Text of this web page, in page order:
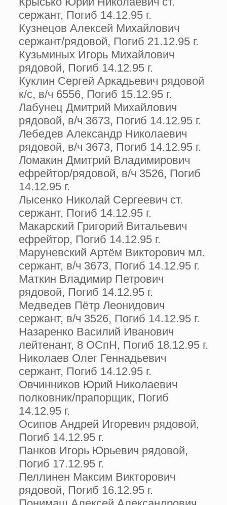
сержант, Погиб 14.12.95 г.
Кузнецов Алексей Михайлович
сержант/рядовой, Погиб 21.12.95 г.
Кузьминых Игорь Михайлович
рядовой, Погиб 14.12.95 г.
Куклин Сергей Аркадьевич рядовой
к/с, в/ч 6556, Погиб 15.12.95 г.
Лабунец Дмитрий Михайлович
рядовой, в/ч 3673, Погиб 14.12.95 г.
Лебедев Александр Николаевич
рядовой, в/ч 3673, Погиб 14.12.95 г.
Ломакин Дмитрий Владимирович
ефрейтор/рядовой, в/ч 3526, Погиб
14.12.95 г.
Лысенко Николай Сергеевич ст.
сержант, Погиб 14.12.95 г.
Макарский Григорий Витальевич
ефрейтор, Погиб 14.12.95 г.
Маруневский Артём Викторович мл.
сержант, в/ч 3673, Погиб 14.12.95 г.
Маткин Владимир Петрович
рядовой, Погиб 14.12.95 г.
Медведев Пётр Леонидович
сержант, в/ч 3526, Погиб 14.12.95 г.
Назаренко Василий Иванович
лейтенант, 8 ОСпН, Погиб 18.12.95 г.
Николаев Олег Геннадьевич
сержант, Погиб 14.12.95 г.
Овчинников Юрий Николаевич
полковник/прапорщик, Погиб
14.12.95 г.
Осипов Андрей Игоревич рядовой,
Погиб 14.12.95 г.
Панков Игорь Юрьевич рядовой,
Погиб 17.12.95 г.
Пеллинен Максим Викторович
рядовой, Погиб 16.12.95 г.